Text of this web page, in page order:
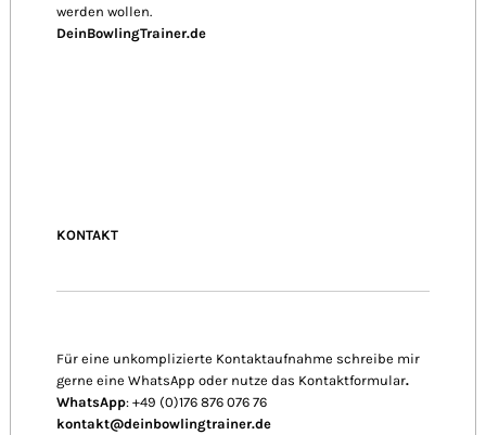
werden wollen.
DeinBowlingTrainer.de
KONTAKT
Für eine unkomplizierte Kontaktaufnahme schreibe mir
gerne eine WhatsApp oder nutze das Kontaktformular.
WhatsApp: +49 (0)176 876 076 76
kontakt@deinbowlingtrainer.de